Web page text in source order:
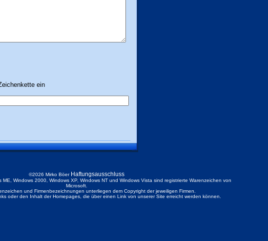
ein
©2026 Mirko Böer Haftungsausschluss
ME, Windows 2000, Windows XP, Windows NT und Windows Vista sind registrierte Warenzeichen von
Microsoft.
und Firmenbezeichnungen unterliegen dem Copyright der jeweiligen Firmen.
oder den Inhalt der Homepages, die über einen Link von unserer Site erreicht werden können.